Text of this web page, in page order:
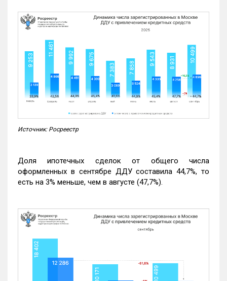
Источник: Росреестр
Доля ипотечных сделок от общего числа
оформленных в сентябре ДДУ составила 44,7%, то
есть на 3% меньше, чем в августе (47,7%).